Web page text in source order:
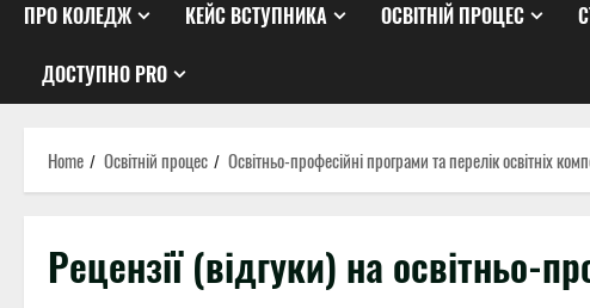
ПРО КОЛЕДЖ КЕЙС ВСТУПНИКА ОСВІТНІЙ ПРОЦЕС
ДОСТУПНО PRO
Home Освітній процес Освітньо-професійні програми та перелік освітніх
Рецензії (відгуки) на освітньо-